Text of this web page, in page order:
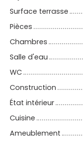
Surface terrasse
Pièces
Chambres
Salle d'eau
WC
Construction
État intérieur
Cuisine
Ameublement